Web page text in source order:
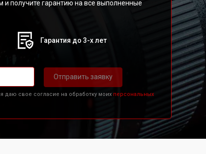
получите гарантию на все выполненные
Гарантия до 3-х лет
Отправить заявку
даю свое согласие на обработку моих персональных